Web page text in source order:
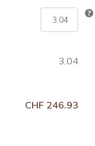
3.04
CHF 246.93